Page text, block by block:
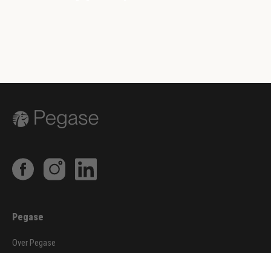
Pegase
Over Pegase